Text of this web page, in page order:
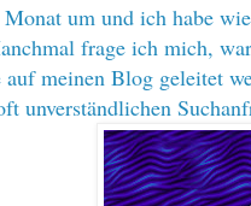
um und ich habe
frage ich mich,
auf meinen Blog geleitet
unverständlichen